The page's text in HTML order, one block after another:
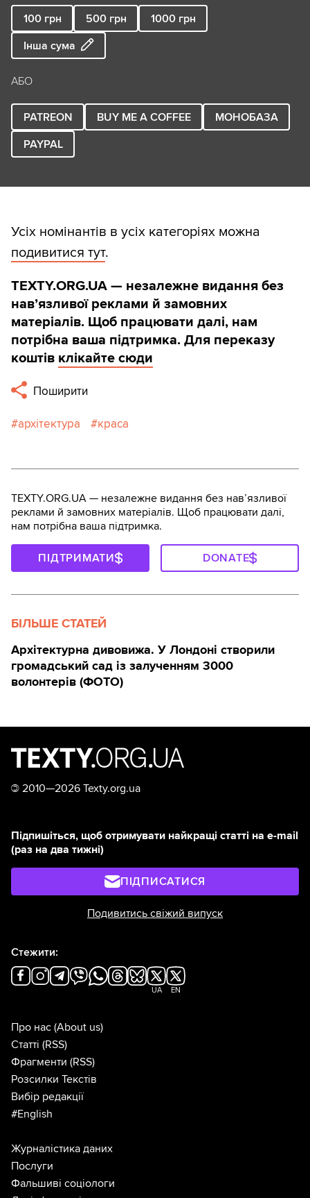
100 грн 500 грн 1000 грн
Інша сума
АБО
PATREON BUY ME A COFFEE
МОНОБАЗА
PAYPAL
Усіх номінантів в усіх категоріях можна
подивитися тут.
TEXTY.ORG.UA — незалежне видання без
навʼязливої реклами й замовних
матеріалів. Щоб працювати далі, нам
потрібна ваша підтримка. Для переказу
коштів клікайте сюди
Поширити
архітектура краса
TEXTY.ORG.UA — незалежне видання без навʼязливої
реклами й замовних матеріалів. Щоб працювати далі,
нам потрібна ваша підтримка.
ПІДТРИМАТИ DONATE
БІЛЬШЕ СТАТЕЙ
Архітектурна дивовижа. У Лондоні створили
громадський сад із залученням 3000
волонтерів (ФОТО)
© 2010—2026 Texty.org.ua
Підпишіться, щоб отримувати найкращі статті на e-mail
(раз на два тижні)
ПІДПИСАТИСЯ
Подивитись свіжий випуск
Стежити:
UA EN
Про нас (About us)
Статті (RSS)
Фрагменти (RSS)
Розсилки Текстів
Вибір редакції
#English
Журналістика даних
Послуги
Фальшиві соціологи